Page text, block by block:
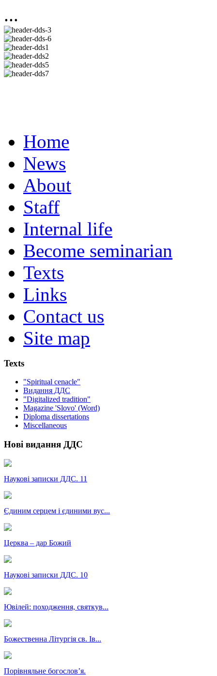
...
Home
News
About
Staff
Internal life
Become seminarian
Texts
Links
Contact us
Site map
Texts
"Spiritual cenacle"
Видання ДДС
"Digitalized tradition"
Magazine 'Slovo' (Word)
Diploma dissertations
Miscellaneous
Нові видання ДДС
Наукові записки ДДС. 11
Єдиним серцем і єдиними вус...
Церква – дар Божий
Наукові записки ДДС. 10
Ювілей: походження, святкув...
Божественна Літургія св. Ів...
Порівняльне богословʼя.